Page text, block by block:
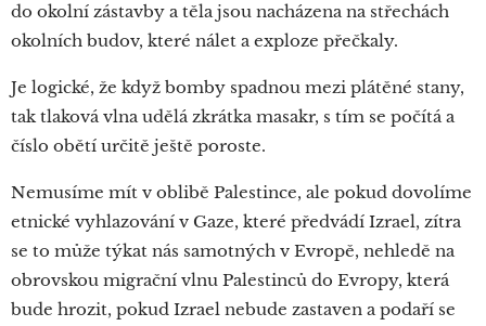
do okolní zástavby a těla jsou nacházena na střechách
okolních budov, které nálet a exploze přečkaly.
Je logické, že když bomby spadnou mezi plátěné stany,
tak tlaková vlna udělá zkrátka masakr, s tím se počítá a
číslo obětí určitě ještě poroste.
Nemusíme mít v oblibě Palestince, ale pokud dovolíme
etnické vyhlazování v Gaze, které předvádí Izrael, zítra
se to může týkat nás samotných v Evropě, nehledě na
obrovskou migrační vlnu Palestinců do Evropy, která
bude hrozit, pokud Izrael nebude zastaven a podaří se